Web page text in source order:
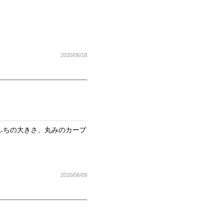
2020/06/18
ちの大きさ、丸みのカーブ
2020/06/09